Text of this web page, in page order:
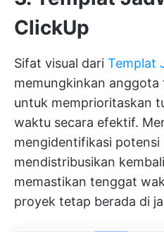
ClickUp
Sifat visual dari Templat
memungkinkan anggota
untuk memprioritaskan
waktu secara efektif.
mengidentifikasi potensi
mendistribusikan
memastikan tenggat
proyek tetap berada di